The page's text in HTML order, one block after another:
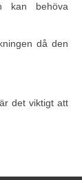
kan behöva
då den
det viktigt att